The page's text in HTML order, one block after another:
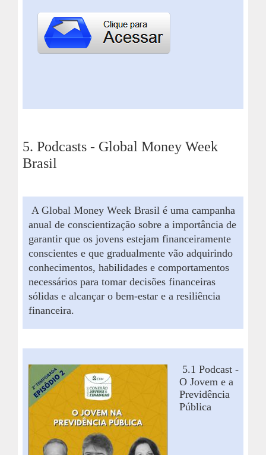
5. Podcasts - Global Money Week
Brasil
A Global Money Week Brasiléuma campanha
anual de conscientização sobre a importância de
garantir que os jovens estejam financeiramente
conscientes e que gradualmente vão adquirindo
conhecimentos, habilidades e comportamentos
necessários para tomar decisões financeiras
sólidas e alcançar o bem-estar e a resiliência
financeira.
5.1 Podcast -
OJovem e a
Previdência
Pública